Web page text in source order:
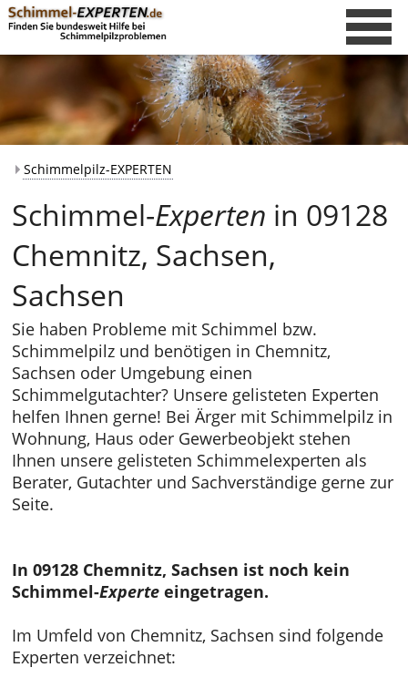
Schimmelpilz-EXPERTEN
Schimmel-Experten in 09128
Chemnitz, Sachsen,
Sachsen
Sie haben Probleme mit Schimmel bzw.
Schimmelpilz und benötigen in Chemnitz,
Sachsen oder Umgebung einen
Schimmelgutachter? Unsere gelisteten Experten
helfen Ihnen gerne! Bei Ärger mit Schimmelpilz in
Wohnung, Haus oder Gewerbeobjekt stehen
Ihnen unsere gelisteten Schimmelexperten als
Berater, Gutachter und Sachverständige gerne zur
Seite.
In 09128 Chemnitz, Sachsen ist noch kein
Schimmel-Experte eingetragen.
Im Umfeld von Chemnitz, Sachsen sind folgende
Experten verzeichnet: